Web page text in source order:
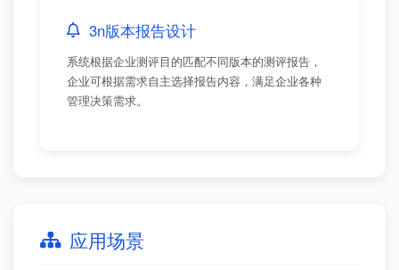
3n版本报告设计
系统根据企业测评目的匹配不同版本的测评报告，
企业可根据需求自主选择报告内容，满足企业各种
管理决策需求。
应用场景